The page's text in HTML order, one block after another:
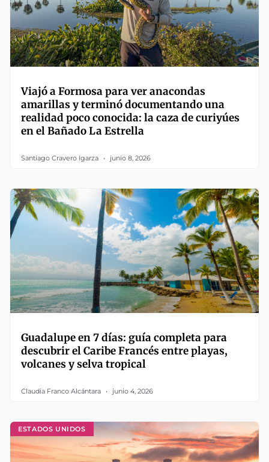
Viajó a Formosa para ver anacondas
amarillas y terminó documentando una
realidad poco conocida: la caza de curiyúes
en el Bañado La Estrella
Santiago Cravero Igarza junio 8, 2026
Guadalupe en 7 días: guía completa para
descubrir el Caribe Francés entre playas,
volcanes y selva tropical
Claudia Franco Alcántara junio 4, 2026
ESTADOS UNIDOS